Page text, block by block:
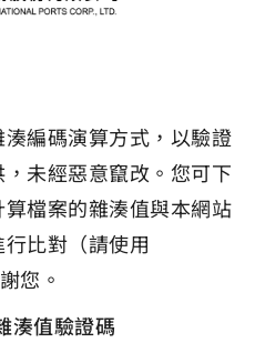
編碼演算方式，以驗證
未經惡意竄改。您可下
檔案的雜湊值與本網站
比對（請使用
您。
湊值驗證碼